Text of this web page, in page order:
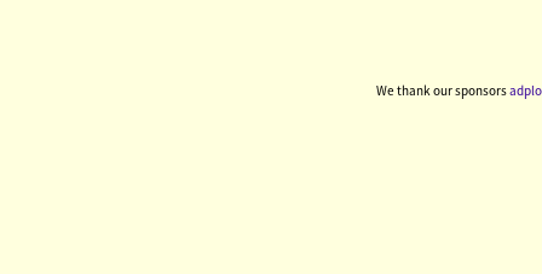
We thank our sponsors